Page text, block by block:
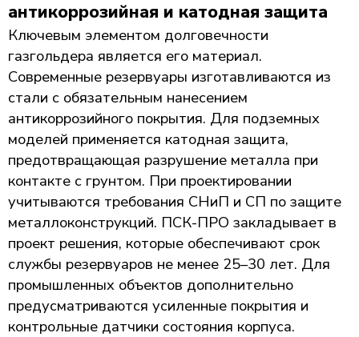
антикоррозийная и катодная защита
Ключевым элементом долговечности
газгольдера является его материал.
Современные резервуары изготавливаются из
стали с обязательным нанесением
антикоррозийного покрытия. Для подземных
моделей применяется катодная защита,
предотвращающая разрушение металла при
контакте с грунтом. При проектировании
учитываются требования СНиП и СП по защите
металлоконструкций. ПСК-ПРО закладывает в
проект решения, которые обеспечивают срок
службы резервуаров не менее 25–30 лет. Для
промышленных объектов дополнительно
предусматриваются усиленные покрытия и
контрольные датчики состояния корпуса.